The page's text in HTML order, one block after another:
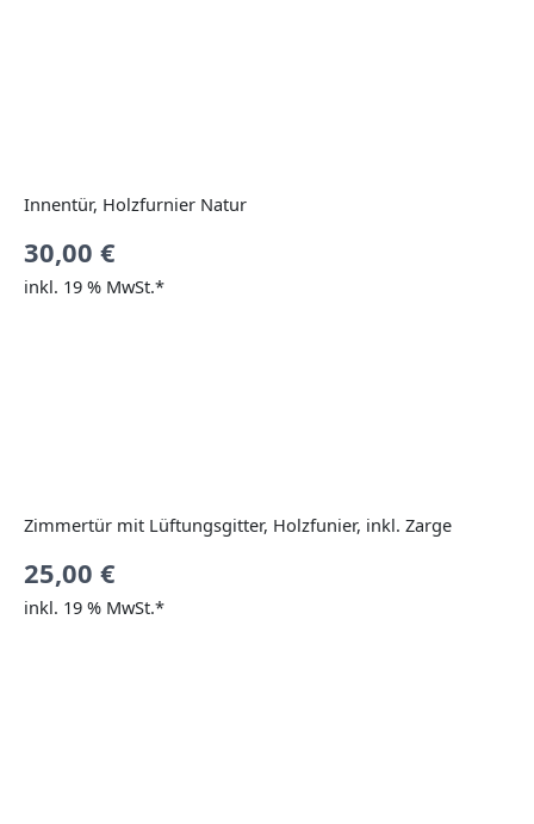
Innentür, Holzfurnier Natur
30,00 €
inkl. 19 % MwSt.*
Zimmertür mit Lüftungsgitter, Holzfunier, inkl. Zarge
25,00 €
inkl. 19 % MwSt.*